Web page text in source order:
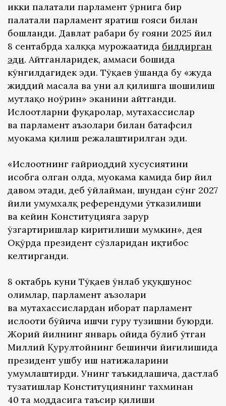
икки палатали парламент ўрнига бир
палатали парламент яратиш ғояси билан
бошланди. Давлат раҳбари бу ғояни 2025 йил
8 сентабрда халққа мурожаатида билдирган
эди. Айтганларидек, ҳаммаси бошида
кўнгилдагидек эди. Тўқаев ўшанда бу «жуда
жиддий масала ва уни ҳал қилишга шошилиш
мутлақо ноўрин» эканини айтганди.
Ислоҳотларни фуқаролар, мутахассислар
ва парламент аъзолари билан батафсил
муҳокама қилиш режалаштирилган эди.
«Ислоҳотнинг ғайриоддий хусусиятини
ҳисобга олган ҳолда, муҳокама камида бир йил
давом этади, деб ўйлайман, шундан сўнг 2027
йили умумхалқ референдуми ўтказилиши
ва кейин Конституцияга зарур
ўзгартиришлар киритилиши мумкин», дея
Оқўрда президент сўзларидан иқтибос
келтирганди.
8 октабрь куни Тўқаев ўнлаб ҳуқуқшунос
олимлар, парламент аъзолари
ва мутахассислардан иборат парламент
ислоҳоти бўйича ишчи гуруҳ тузишни буюрди.
Жорий йилнинг январь ойида бўлиб ўтган
Миллий Қурултойнинг бешинчи йиғилишида
президент ушбу иш натижаларини
умумлаштирди. Унинг таъкидлашича, дастлаб
тузатишлар Конституциянинг тахминан
40 та моддасига таъсир қилиши